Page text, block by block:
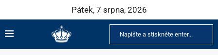
Pátek, 7 srpna, 2026